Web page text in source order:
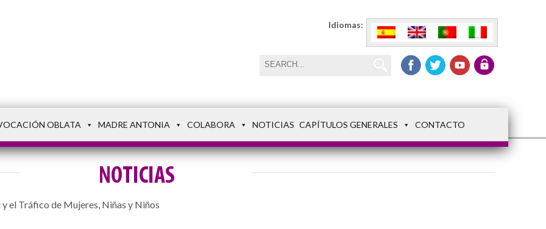
Idiomas:
OBLATA MADRE ANTONIA COLABORA NOTICIAS CAPÍTULOS GENERALES CONTACTO
NOTICIAS
el Tráfico de Mujeres, Niñas y Niños